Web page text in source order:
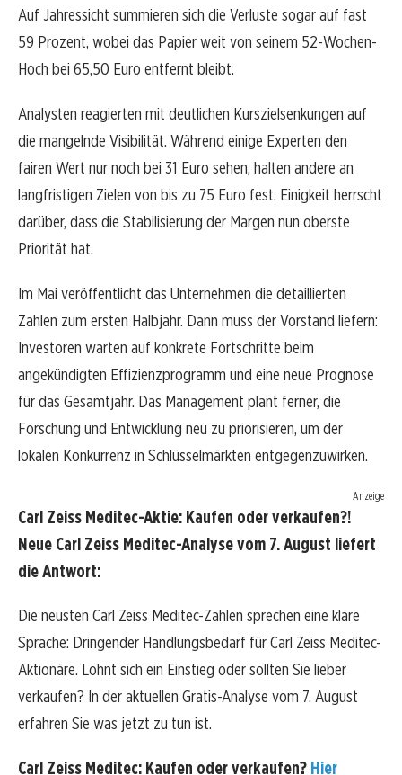
Auf Jahressicht summieren sich die Verluste sogar auf fast
59 Prozent, wobei das Papier weit von seinem 52-Wochen-
Hoch bei 65,50 Euro entfernt bleibt.
Analysten reagierten mit deutlichen Kurszielsenkungen auf
die mangelnde Visibilität. Während einige Experten den
fairen Wert nur noch bei 31 Euro sehen, halten andere an
langfristigen Zielen von bis zu 75 Euro fest. Einigkeit herrscht
darüber, dass die Stabilisierung der Margen nun oberste
Priorität hat.
Im Mai veröffentlicht das Unternehmen die detaillierten
Zahlen zum ersten Halbjahr. Dann muss der Vorstand liefern:
Investoren warten auf konkrete Fortschritte beim
angekündigten Effizienzprogramm und eine neue Prognose
für das Gesamtjahr. Das Management plant ferner, die
Forschung und Entwicklung neu zu priorisieren, um der
lokalen Konkurrenz in Schlüsselmärkten entgegenzuwirken.
Anzeige
Carl Zeiss Meditec-Aktie: Kaufen oder verkaufen?!
Neue Carl Zeiss Meditec-Analyse vom 7. August liefert
die Antwort:
Die neusten Carl Zeiss Meditec-Zahlen sprechen eine klare
Sprache: Dringender Handlungsbedarf für Carl Zeiss Meditec-
Aktionäre. Lohnt sich ein Einstieg oder sollten Sie lieber
verkaufen? In der aktuellen Gratis-Analyse vom 7. August
erfahren Sie was jetzt zu tun ist.
Carl Zeiss Meditec: Kaufen oder verkaufen? Hier